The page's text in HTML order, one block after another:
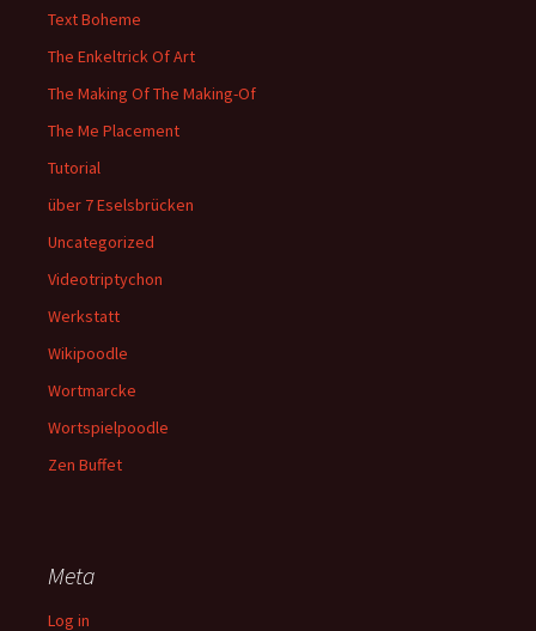
Text Boheme
The Enkeltrick Of Art
The Making Of The Making-Of
The Me Placement
Tutorial
über 7 Eselsbrücken
Uncategorized
Videotriptychon
Werkstatt
Wikipoodle
Wortmarcke
Wortspielpoodle
Zen Buffet
Meta
Log in